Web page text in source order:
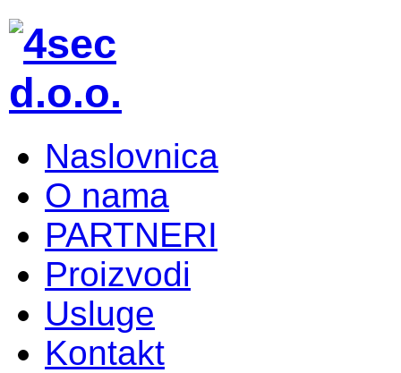
Naslovnica
O nama
PARTNERI
Proizvodi
Usluge
Kontakt